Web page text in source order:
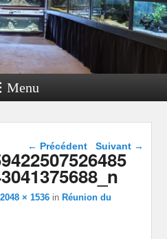
Menu
Navigation dans les
images
← Précédent Suivant →
2048 × 1536 inRéunion du